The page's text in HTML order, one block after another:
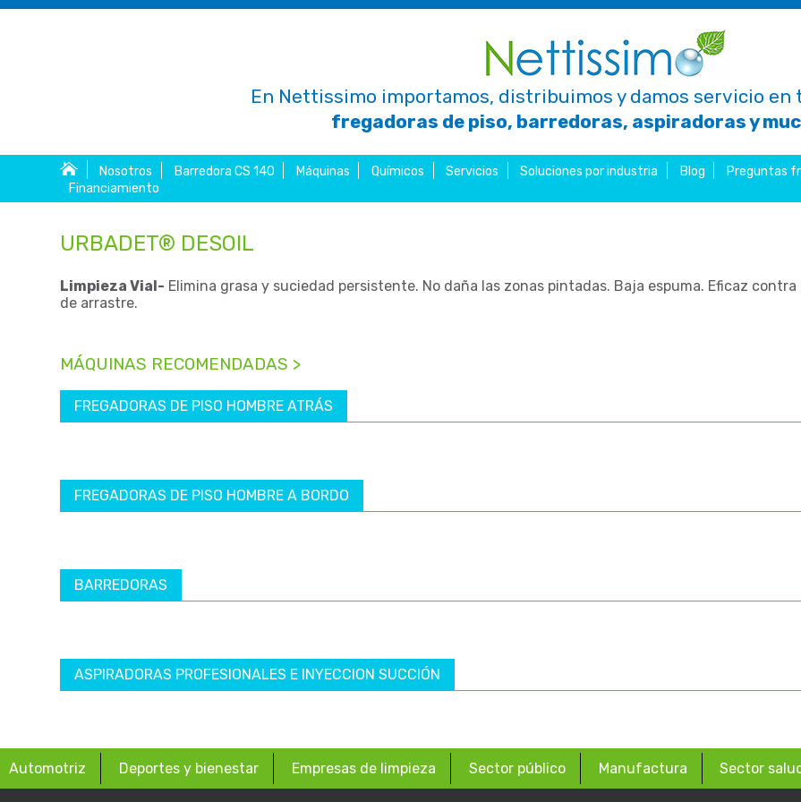
En Nettissimo importamos, distribuimos y damos servicio en
fregadoras de piso, barredoras, aspiradoras y
Nosotros Barredora CS 140 Máquinas Químicos Servicios Soluciones por industria Blog Preguntas
Financiamiento
URBADET® DESOIL
Limpieza Vial- Elimina grasa y suciedad persistente. No daña las zonas pintadas. Baja espuma. Eficaz
de arrastre.
MÁQUINAS RECOMENDADAS >
FREGADORAS DE PISO HOMBRE ATRÁS
FREGADORAS DE PISO HOMBRE A BORDO
BARREDORAS
ASPIRADORAS PROFESIONALES E INYECCION SUCCIÓN
Automotriz Deportes y bienestar Empresas de limpieza Sector público Manufactura Sector salud